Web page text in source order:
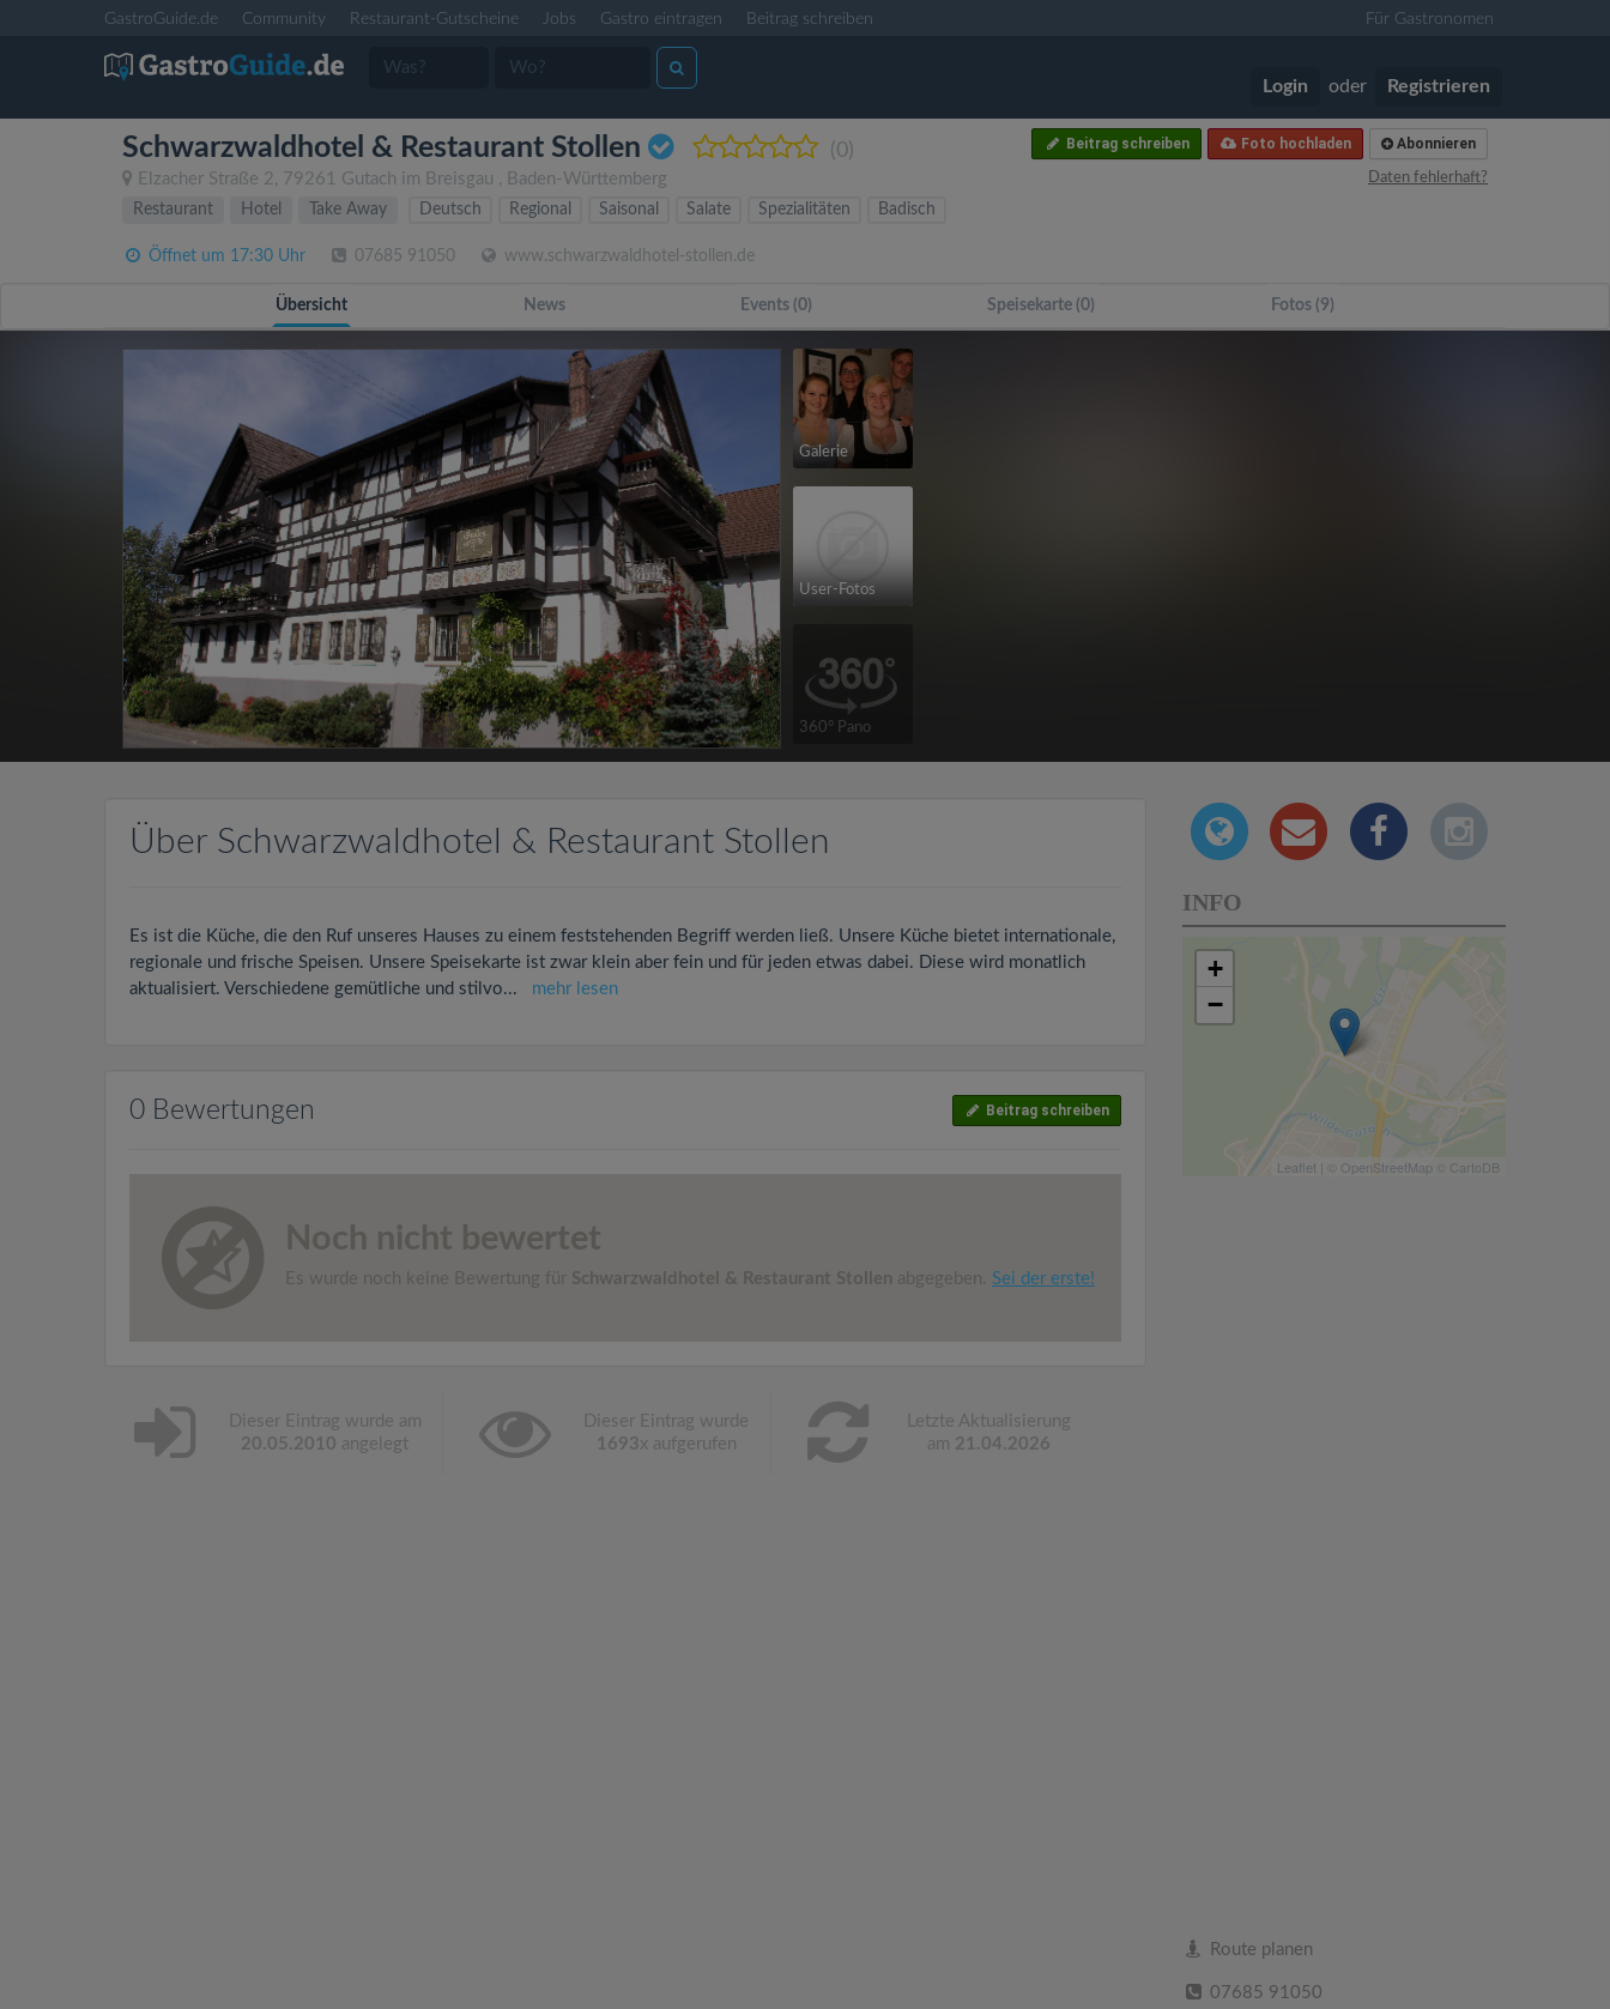
GastroGuide.de Community Restaurant-Gutscheine Jobs Gastro eintragen Beitrag schreiben Für Gastronomen
Login oder Registrieren
Schwarzwaldhotel & Restaurant Stollen (0)
Elzacher Straße 2, 79261 Gutach im Breisgau , Baden-Württemberg
Abonnieren
Foto hochladen
Beitrag schreiben
Daten fehlerhaft?
Restaurant Hotel Take Away Deutsch Regional Saisonal Salate Spezialitäten Badisch
Öffnet um 17:30 Uhr 07685 91050 www.schwarzwaldhotel-stollen.de
Übersicht News Events (0) Speisekarte (0) Fotos (9)
Galerie
User-Fotos
360° Pano
Über Schwarzwaldhotel & Restaurant Stollen
Es ist die Küche, die den Ruf unseres Hauses zu einem feststehenden Begriff werden ließ. Unsere Küche bietet internationale,
regionale und frische Speisen. Unsere Speisekarte ist zwar klein aber fein und für jeden etwas dabei. Diese wird monatlich
aktualisiert. Verschiedene gemütliche und stilvo... mehr lesen
0 Bewertungen Beitrag schreiben
Noch nicht bewertet
Es wurde noch keine Bewertung für Schwarzwaldhotel & Restaurant Stollen abgegeben. Sei der erste!
Dieser Eintrag wurde am
20.05.2010 angelegt
Dieser Eintrag wurde
1693x aufgerufen
Letzte Aktualisierung
am 21.04.2026
INFO
+
−
Leaflet | © OpenStreetMap © CartoDB
Route planen
07685 91050